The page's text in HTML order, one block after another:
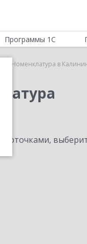
Программы 1С
1С:Номенклатура в